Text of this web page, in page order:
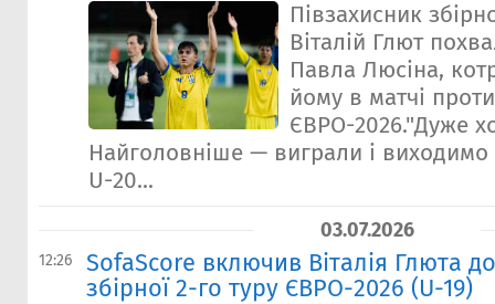
Півзахисник
Віталій Глют
Павла Люсіна,
йому в матчі
ЄВРО-2026."Дуже
Найголовніше — виграли і виходимо
U-20...
03.07.2026
12:26
SofaScore включив Віталія Глюта
збірної 2-го туру ЄВРО-2026 (U-19)